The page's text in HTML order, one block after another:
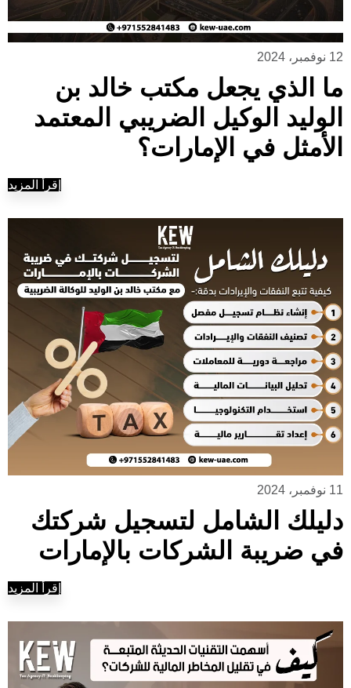
12 نوفمبر، 2024
ما الذي يجعل مكتب خالد بن
الوليد الوكيل الضريبي المعتمد
الأمثل في الإمارات؟
إقرأ المزيد
11 نوفمبر، 2024
دليلك الشامل لتسجيل شركتك
في ضريبة الشركات بالإمارات
إقرأ المزيد